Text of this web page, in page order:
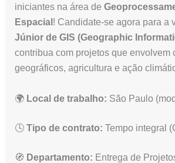
iniciantes na área de
Espacial ! Candidate-se agora para a
Júnior de GIS (Geographic
contribua com projetos que envolvem
geográficos, agricultura e ação
🌍 Local de trabalho: São Paulo
🕓 Tipo de contrato: Tempo integral
🧭 Departamento: Entrega de